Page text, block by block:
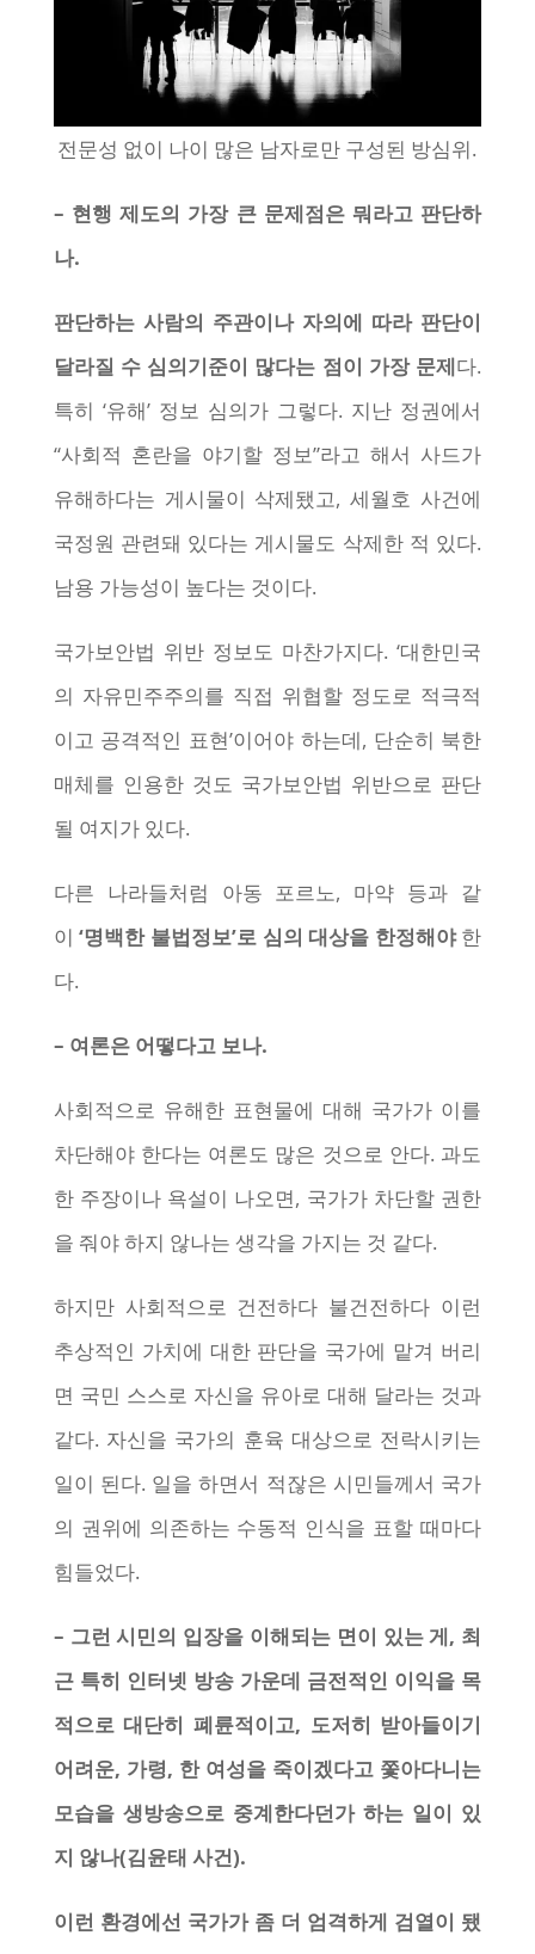
전문성 없이 나이 많은 남자로만 구성된 방심위.
– 현행 제도의 가장 큰 문제점은 뭐라고 판단하
나.
판단하는 사람의 주관이나 자의에 따라 판단이
달라질 수 심의기준이 많다는 점이 가장 문제다.
특히 ‘유해’ 정보 심의가 그렇다. 지난 정권에서
“사회적 혼란을 야기할 정보”라고 해서 사드가
유해하다는 게시물이 삭제됐고, 세월호 사건에
국정원 관련돼 있다는 게시물도 삭제한 적 있다.
남용 가능성이 높다는 것이다.
국가보안법 위반 정보도 마찬가지다. ‘대한민국
의 자유민주주의를 직접 위협할 정도로 적극적
이고 공격적인 표현’이어야 하는데, 단순히 북한
매체를 인용한 것도 국가보안법 위반으로 판단
될 여지가 있다.
다른 나라들처럼 아동 포르노, 마약 등과 같
이‘명백한 불법정보’로 심의 대상을 한정해야한
다.
– 여론은 어떻다고 보나.
사회적으로 유해한 표현물에 대해 국가가 이를
차단해야 한다는 여론도 많은 것으로 안다. 과도
한 주장이나 욕설이 나오면, 국가가 차단할 권한
을 줘야 하지 않나는 생각을 가지는 것 같다.
하지만 사회적으로 건전하다 불건전하다 이런
추상적인 가치에 대한 판단을 국가에 맡겨 버리
면 국민 스스로 자신을 유아로 대해 달라는 것과
같다. 자신을 국가의 훈육 대상으로 전락시키는
일이 된다. 일을 하면서 적잖은 시민들께서 국가
의 권위에 의존하는 수동적 인식을 표할 때마다
힘들었다.
– 그런 시민의 입장을 이해되는 면이 있는 게, 최
근 특히 인터넷 방송 가운데 금전적인 이익을 목
적으로 대단히 폐륜적이고, 도저히 받아들이기
어려운, 가령, 한 여성을 죽이겠다고 쫓아다니는
모습을 생방송으로 중계한다던가 하는 일이 있
지 않나(김윤태 사건).
이런 환경에선 국가가 좀 더 엄격하게 검열이 됐